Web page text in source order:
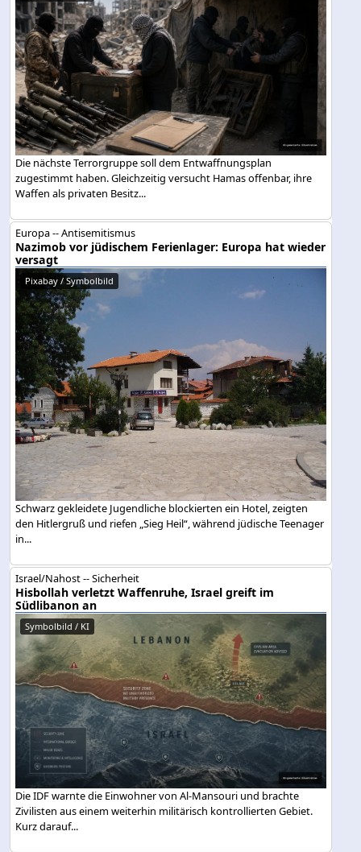
Die nächste Terrorgruppe soll dem Entwaffnungsplan
zugestimmt haben. Gleichzeitig versucht Hamas offenbar, ihre
Waffen als privaten Besitz...
Europa -- Antisemitismus
Nazimob vor jüdischem Ferienlager: Europa hat wieder
versagt
Pixabay / Symbolbild
Schwarz gekleidete Jugendliche blockierten ein Hotel, zeigten
den Hitlergruß und riefen „Sieg Heil“, während jüdische Teenager
in...
Israel/Nahost -- Sicherheit
Hisbollah verletzt Waffenruhe, Israel greift im
Südlibanon an
Symbolbild / KI
Die IDF warnte die Einwohner von Al-Mansouri und brachte
Zivilisten aus einem weiterhin militärisch kontrollierten Gebiet.
Kurz darauf...